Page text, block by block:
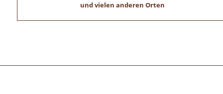
und vielen anderen Orten